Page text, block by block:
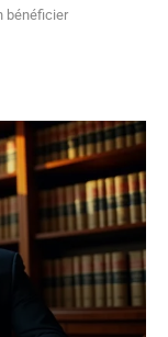
bénéficier